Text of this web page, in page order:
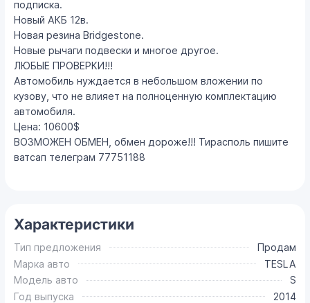
подписка.
Новый АКБ 12в.
Новая резина Bridgestone.
Новые рычаги подвески и многое другое.
ЛЮБЫЕ ПРОВЕРКИ!!!
Автомобиль нуждается в небольшом вложении по
кузову, что не влияет на полноценную комплектацию
автомобиля.
Цена: 10600$
ВОЗМОЖЕН ОБМЕН, обмен дороже!!! Тирасполь пишите
ватсап телеграм 77751188
Характеристики
Тип предложения
Продам
Марка авто
TESLA
Модель авто
S
Год выпуска
2014